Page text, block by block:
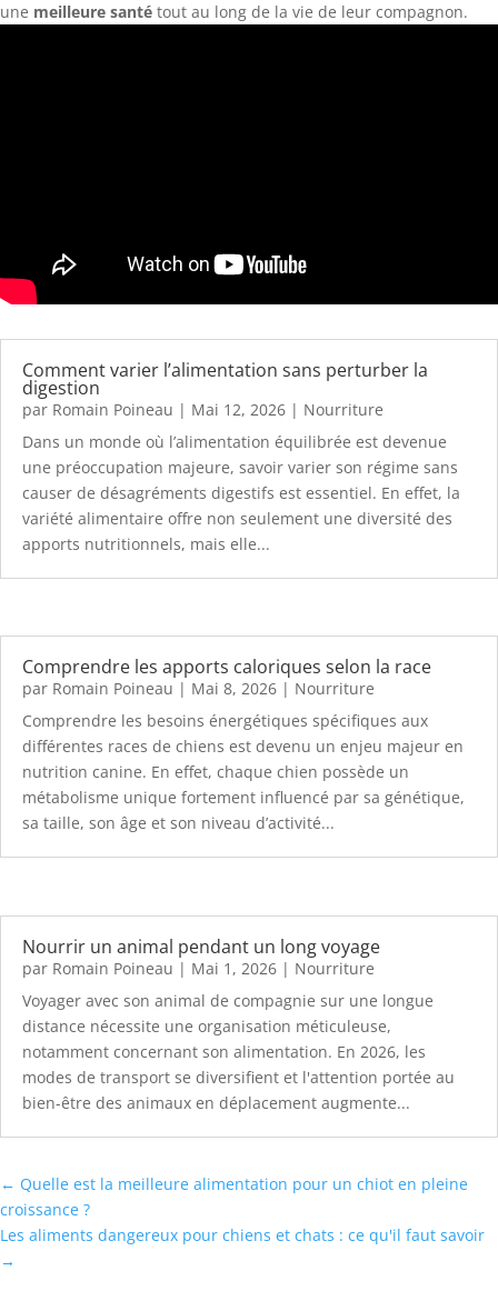
une meilleure santé tout au long de la vie de leur compagnon.
Comment varier l’alimentation sans perturber la
digestion
par Romain Poineau | Mai 12, 2026 | Nourriture
Dans un monde où l’alimentation équilibrée est devenue
une préoccupation majeure, savoir varier son régime sans
causer de désagréments digestifs est essentiel. En effet, la
variété alimentaire offre non seulement une diversité des
apports nutritionnels, mais elle...
Comprendre les apports caloriques selon la race
par Romain Poineau | Mai 8, 2026 | Nourriture
Comprendre les besoins énergétiques spécifiques aux
différentes races de chiens est devenu un enjeu majeur en
nutrition canine. En effet, chaque chien possède un
métabolisme unique fortement influencé par sa génétique,
sa taille, son âge et son niveau d’activité...
Nourrir un animal pendant un long voyage
par Romain Poineau | Mai 1, 2026 | Nourriture
Voyager avec son animal de compagnie sur une longue
distance nécessite une organisation méticuleuse,
notamment concernant son alimentation. En 2026, les
modes de transport se diversifient et l'attention portée au
bien-être des animaux en déplacement augmente...
← Quelle est la meilleure alimentation pour un chiot en pleine
croissance ?
Les aliments dangereux pour chiens et chats : ce qu'il faut savoir
→